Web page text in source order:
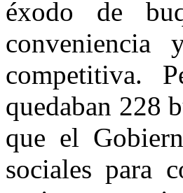
éxodo de
competitiva.
quedaban 228
que el
sociales para